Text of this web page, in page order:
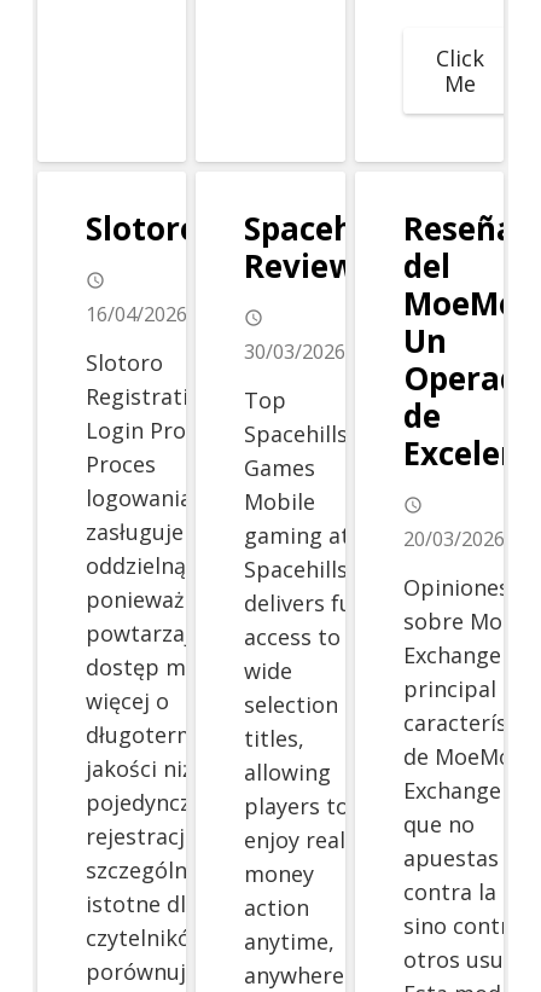
Click
Me
Slotoro
access_time
16/04/2026
Slotoro
Registration And
Login Process
Proces
logowania
zasługuje na
oddzielną uwagę
ponieważ
powtarzający się
dostęp mówi
więcej o
długoterminowej
jakości niż
pojedyncza
rejestracja. To
szczególnie
istotne dla
czytelników
porównujących
Spacehills
Review
access_time
30/03/2026
Top
Spacehills
Games
Mobile
gaming at
Spacehills
delivers full
access to a
wide
selection of
titles,
allowing
players to
enjoy real
money
action
anytime,
anywhere.
Reseña
del
MoeMoe
Un
de
access_time
20/03/2026
Opiniones
sobre
Exchange La
principal
de MoeMoe
Exchange es
que no
apuestas
contra la
sino contra
otros